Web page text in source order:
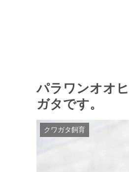
パラワンオオ
ガタです。
クワガタ飼育